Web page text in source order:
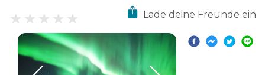
Lade deine Freunde ein